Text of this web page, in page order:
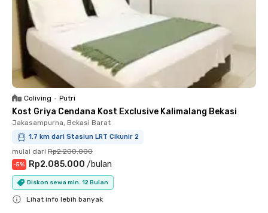
Coliving • Putri
Kost Griya Cendana Kost Exclusive Kalimalang Bekasi
Jakasampurna, Bekasi Barat
1.7 km dari Stasiun LRT Cikunir 2
mulai dari Rp2.200.000
-5% Rp2.085.000 /bulan
Diskon sewa min. 12 Bulan
Lihat info lebih banyak